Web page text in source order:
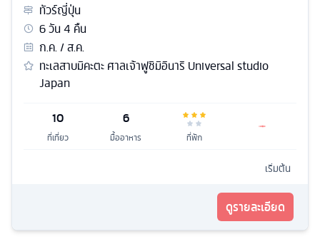
ทัวร์ญี่ปุ่น
6วัน4 คืน
ก.ค. / ส.ค.
ทะเลสาบมิคะตะ ศาลเจ้าฟูชิมิอินาริ Universal studio
Japan
10
ที่เที่ยว
6
มื้ออาหาร ที่พัก
เริ่มต้น
ดูรายละเอียด